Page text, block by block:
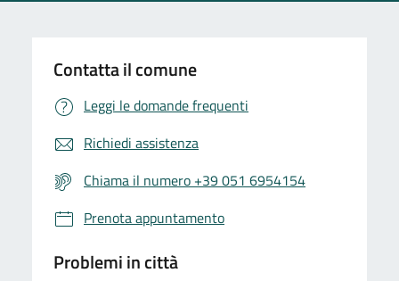
Contatta il comune
Leggi le domande frequenti
Richiedi assistenza
Chiama il numero +39 051 6954154
Prenota appuntamento
Problemi in città